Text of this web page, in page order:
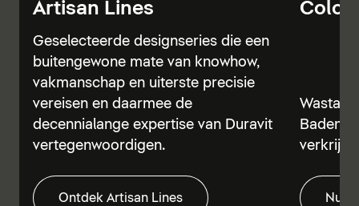
Artisan Lines
Geselecteerde designseries die een
buitengewone mate van knowhow,
vakmanschap en uiterste precisie
vereisen en daarmee de
decennialange expertise van Duravit
vertegenwoordigen.
Ontdek Artisan Lines
Color
Baden
Nu